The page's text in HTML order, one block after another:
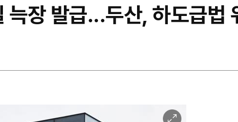
장 발급...두산, 하도급법
이